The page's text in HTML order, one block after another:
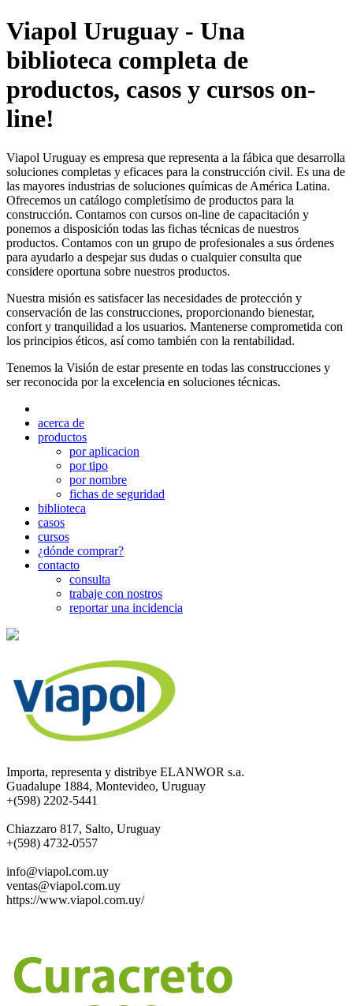
Viapol Uruguay - Una
biblioteca completa de
productos, casos y cursos on-
line!
Viapol Uruguay es empresa que representa a la fábica que desarrolla
soluciones completas y eficaces para la construcción civil. Es una de
las mayores industrias de soluciones químicas de América Latina.
Ofrecemos un catálogo completísimo de productos para la
construcción. Contamos con cursos on-line de capacitación y
ponemos a disposición todas las fichas técnicas de nuestros
productos. Contamos con un grupo de profesionales a sus órdenes
para ayudarlo a despejar sus dudas o cualquier consulta que
considere oportuna sobre nuestros productos.
Nuestra misión es satisfacer las necesidades de protección y
conservación de las construcciones, proporcionando bienestar,
confort y tranquilidad a los usuarios. Mantenerse comprometida con
los principios éticos, así como también con la rentabilidad.
Tenemos la Visión de estar presente en todas las construcciones y
ser reconocida por la excelencia en soluciones técnicas.
acerca de
productos
por aplicacion
por tipo
por nombre
fichas de seguridad
biblioteca
casos
cursos
¿dónde comprar?
contacto
consulta
trabaje con nostros
reportar una incidencia
Importa, representa y distribye ELANWOR s.a.
Guadalupe 1884, Montevideo, Uruguay
+(598) 2202-5441
Chiazzaro 817, Salto, Uruguay
+(598) 4732-0557
info@viapol.com.uy
ventas@viapol.com.uy
https://www.viapol.com.uy/